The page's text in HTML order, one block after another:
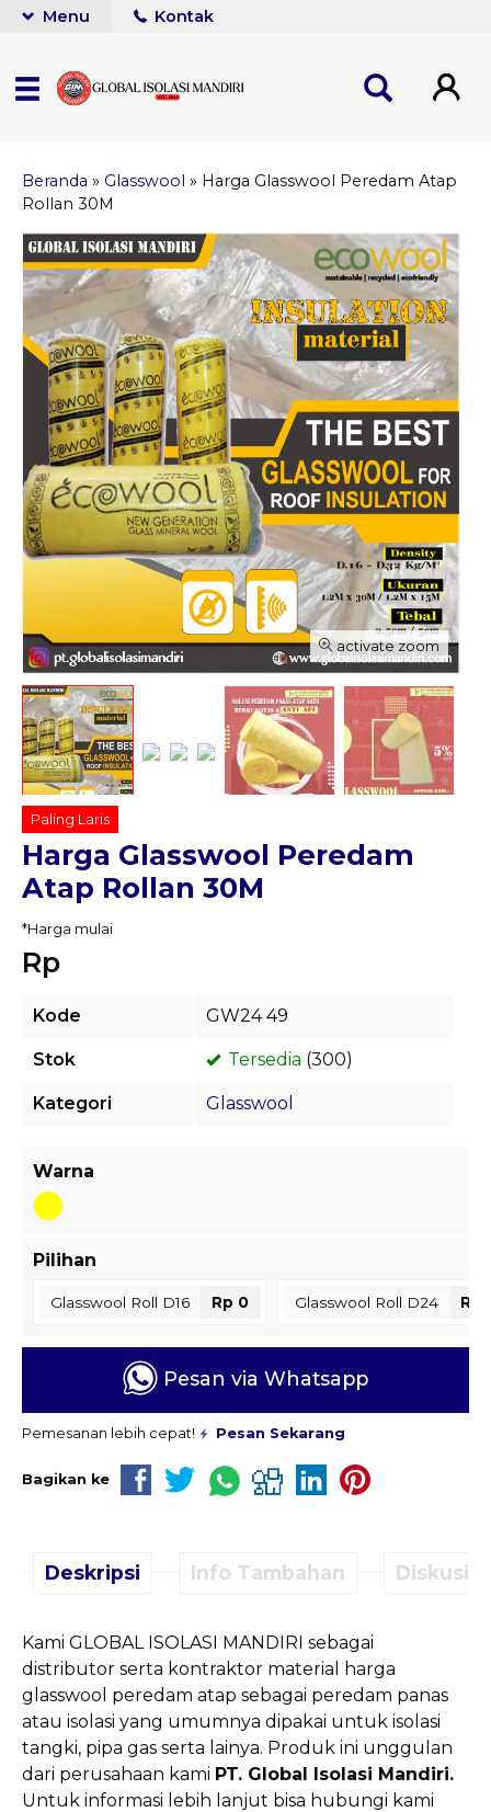
Menu Kontak
Beranda » Glasswool » Harga Glasswool Peredam Atap
Rollan 30M
activate zoom
Paling Laris
Harga Glasswool Peredam
Atap Rollan 30M
*Harga mulai
Rp
Kode GW24 49
Stok Tersedia (300)
Kategori Glasswool
Warna
Pilihan
Glasswool Roll D16 Rp 0 Glasswool Roll D24 Rp
Pesan via Whatsapp
Pemesanan lebih cepat! Pesan Sekarang
Bagikan ke
Deskripsi Info Tambahan Diskusi
Kami GLOBAL ISOLASI MANDIRI sebagai
distributor serta kontraktor material harga
glasswool peredam atap sebagai peredam panas
atau isolasi yang umumnya dipakai untuk isolasi
tangki, pipa gas serta lainya. Produk ini unggulan
dari perusahaan kami PT. Global Isolasi Mandiri.
Untuk informasi lebih lanjut bisa hubungi kami